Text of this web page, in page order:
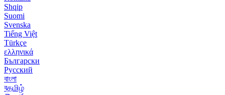
Shqip
Suomi
Svenska
Tiếng Việt
Türkçe
ελληνικά
Български
Русский
বাংলা
বதமிழ்